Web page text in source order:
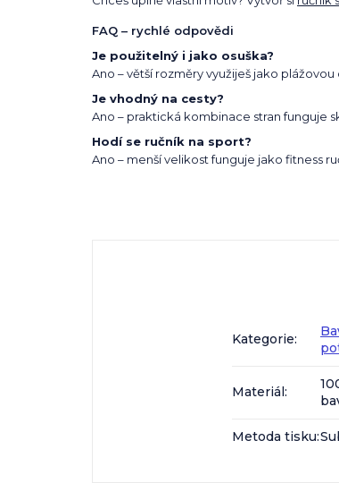
FAQ – rychlé odpovědi
Je použitelný i jako osuška?
Ano – větší rozměry využiješ jako plážovou
Je vhodný na cesty?
Ano – praktická kombinace stran funguje
Hodí se ručník na sport?
Ano – menší velikost funguje jako fitness
Kategorie:
Materiál:
Metoda tisku: